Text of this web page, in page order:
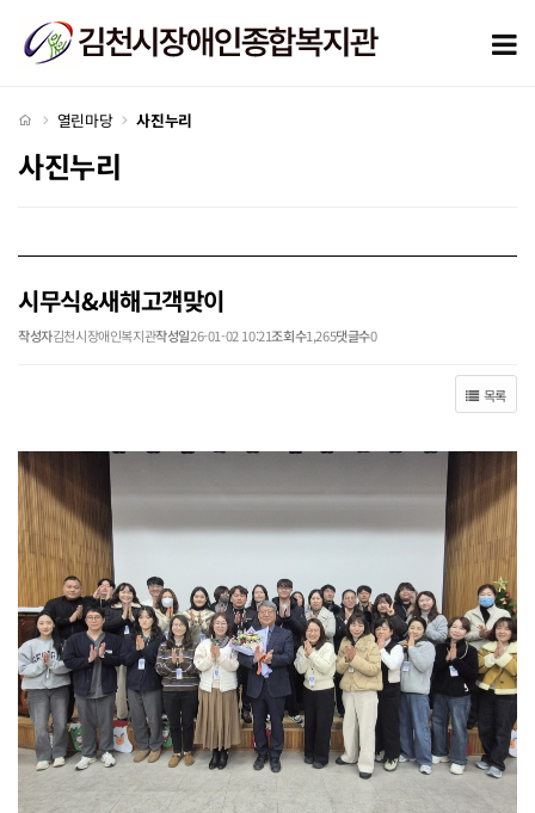
처음으로
열린마당 사진누리
사진누리
시무식&새해고객맞이
작성자김천시장애인복지관작성일26-01-02 10:21조회수1,265댓글수0
목록